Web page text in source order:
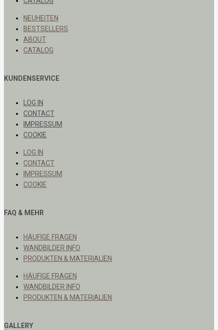
NEUHEITEN
BESTSELLERS
ABOUT
CATALOG
KUNDENSERVICE
LOG IN
CONTACT
IMPRESSUM
COOKIE
LOG IN
CONTACT
IMPRESSUM
COOKIE
FAQ & MEHR
HÄUFIGE FRAGEN
WANDBILDER INFO
PRODUKTEN & MATERIALIEN
HÄUFIGE FRAGEN
WANDBILDER INFO
PRODUKTEN & MATERIALIEN
GALLERY